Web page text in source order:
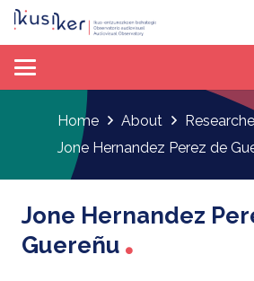
Home About
Jone Hernandez Perez de
Jone Hernandez
Guereñu